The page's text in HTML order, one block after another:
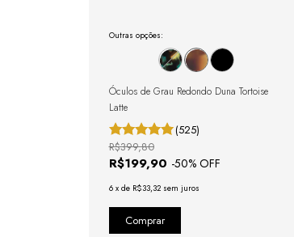
Outras opções:
Óculos de Grau Redondo Duna Tortoise
Latte
(525)
R$199,90 -50% OFF
R$399,80
6 x de R$33,32 sem juros